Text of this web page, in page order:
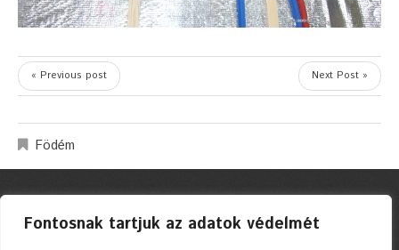
Fontosnak tartjuk az adatok védelmét
« Previous post Next Post »
Födém